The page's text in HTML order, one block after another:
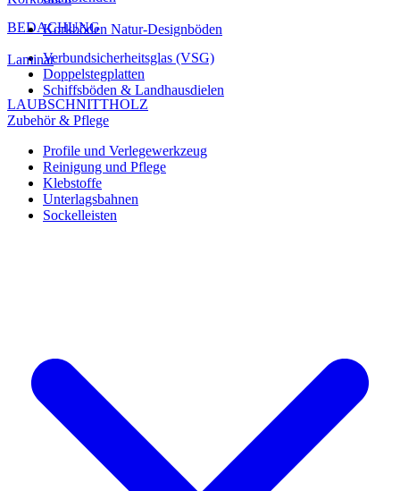
BEDACHUNG
Verbundsicherheitsglas (VSG)
Doppelstegplatten
LAUBSCHNITTHOLZ
Korkböden Natur-Designböden
Laminat
Schiffsböden & Landhausdielen
Zubehör & Pflege
Profile und Verlegewerkzeug
Reinigung und Pflege
Klebstoffe
Unterlagsbahnen
Sockelleisten